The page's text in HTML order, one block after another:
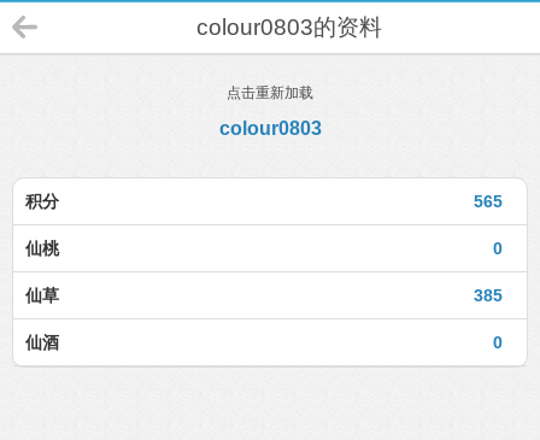
colour0803的资料
点击重新加载
colour0803
565
积分
0
仙桃
385
仙草
0
仙酒